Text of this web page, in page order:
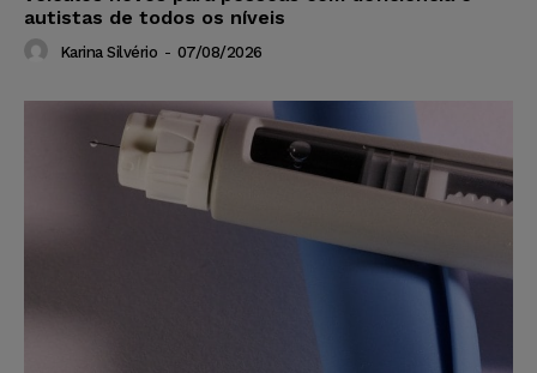
autistas de todos os níveis
Karina Silvério - 07/08/2026